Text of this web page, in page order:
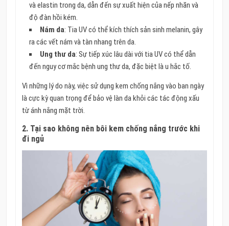
và elastin trong da, dẫn đến sự xuất hiện của nếp nhăn và
độ đàn hồi kém.
Nám da: Tia UV có thể kích thích sản sinh melanin, gây
ra các vết nám và tàn nhang trên da.
Ung thư da: Sự tiếp xúc lâu dài với tia UV có thể dẫn
đến nguy cơ mắc bệnh ung thư da, đặc biệt là u hắc tố.
Vì những lý do này, việc sử dụng kem chống nắng vào ban ngày
là cực kỳ quan trọng để bảo vệ làn da khỏi các tác động xấu
từ ánh nắng mặt trời.
2. Tại sao không nên bôi kem chống nắng trước khi
đi ngủ